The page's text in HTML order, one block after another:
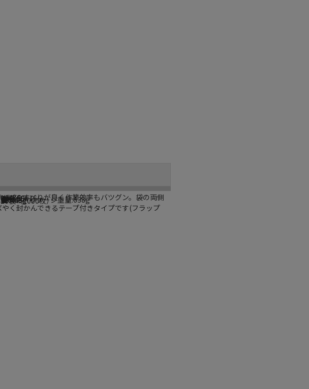
ズ。すべりが良く作業効率もバツグン。袋の両側
く封かんできるテープ付きタイプです(フラップ
HEIKO
006753516
T40-55
透明
●単品パッケージ重量:638g
12.449g
20袋（1000枚）